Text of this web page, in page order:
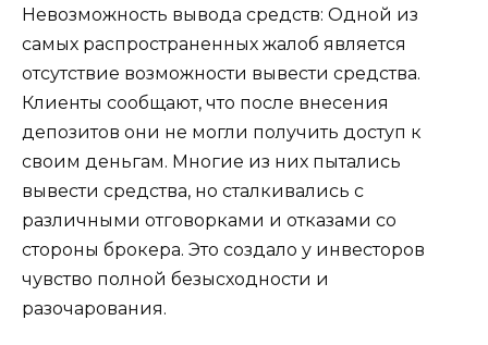
Невозможность вывода средств: Одной из
самых распространенных жалоб является
отсутствие возможности вывести средства.
Клиенты сообщают, что после внесения
депозитов они не могли получить доступ к
своим деньгам. Многие из них пытались
вывести средства, но сталкивались с
различными отговорками и отказами со
стороны брокера. Это создало у инвесторов
чувство полной безысходности и
разочарования.